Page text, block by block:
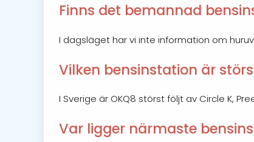
Finns det bemannad
I dagsläget har vi inte information om
Vilken bensinstation är
I Sverige är OKQ8 störst följt av Circle K,
Var ligger närmaste